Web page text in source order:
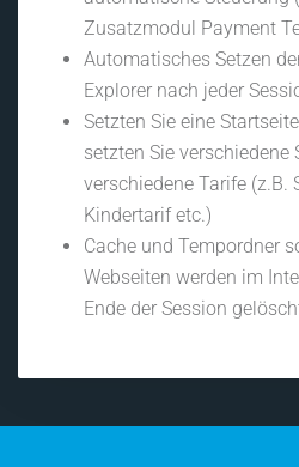
Zusatzmodul Payment
Automatisches Setzen
Explorer nach jeder
Setzten Sie eine
setzten Sie verschiedene
verschiedene Tarife (z.B.
Kindertarif etc.)
Cache und Tempordner
Webseiten werden im
Ende der Session